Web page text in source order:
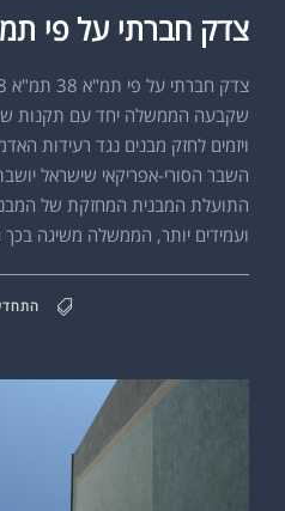
צדק חברתי על פי
שקבעה הממשלה יחד עם תקנות
ויזמים לחזק מבנים נגד רעידות
השבר הסורי-אפריקאי שישראל
התועלת המבנית המחזקת של
ועמידים יותר, הממשלה משיגה